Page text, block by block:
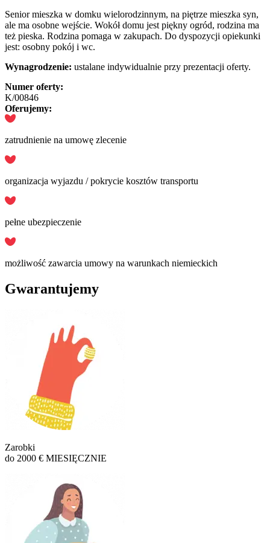
Senior mieszka w domku wielorodzinnym, na piętrze mieszka syn,
ale ma osobne wejście. Wokół domu jest piękny ogród, rodzina ma
też pieska. Rodzina pomaga w zakupach. Do dyspozycji opiekunki
jest: osobny pokój i wc.
Wynagrodzenie: ustalane indywidualnie przy prezentacji oferty.
Numer oferty:
K/00846
Oferujemy:
zatrudnienie na umowę zlecenie
organizacja wyjazdu / pokrycie kosztów transportu
pełne ubezpieczenie
możliwość zawarcia umowy na warunkach niemieckich
Gwarantujemy
Zarobki
do 2000 € MIESIĘCZNIE